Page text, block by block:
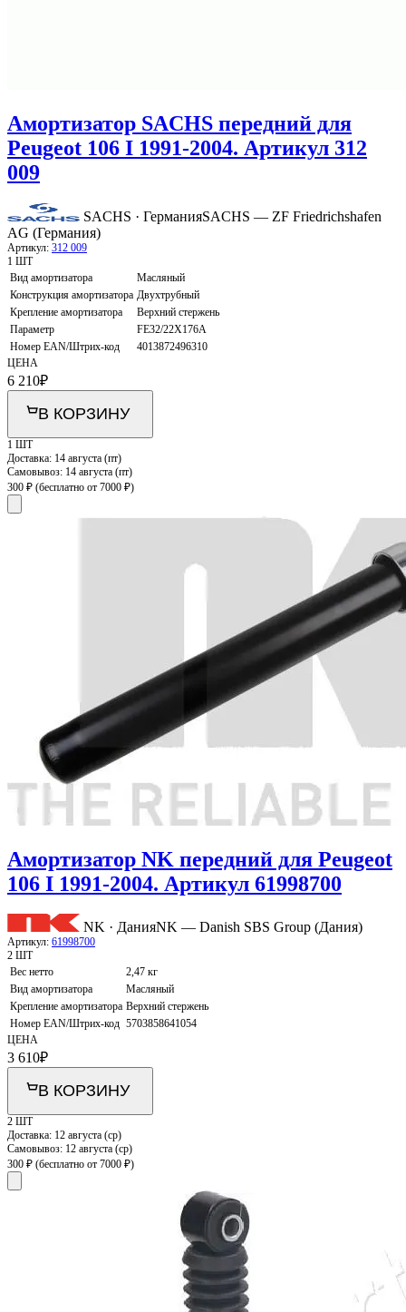
Амортизатор SACHS передний для
Peugeot 106 I 1991-2004. Артикул 312
009
SACHS · ГерманияSACHS — ZF Friedrichshafen
AG (Германия)
Артикул: 312 009
1 ШТ
Вид амортизатора
Масляный
Конструкция амортизатора Двухтрубный
Крепление амортизатора
Верхний стержень
Параметр
FE32/22X176A
Номер EAN/Штрих-код
4013872496310
ЦЕНА
6 210₽
В КОРЗИНУ
1 ШТ
Доставка: 14 августа (пт)
Самовывоз: 14 августа (пт)
300 ₽ (бесплатно от 7000 ₽)
Амортизатор NK передний для Peugeot
106 I 1991-2004. Артикул 61998700
NK · ДанияNK — Danish SBS Group (Дания)
Артикул: 61998700
2 ШТ
Вес нетто
2,47 кг
Вид амортизатора
Масляный
Крепление амортизатора Верхний стержень
Номер EAN/Штрих-код 5703858641054
ЦЕНА
3 610₽
В КОРЗИНУ
2 ШТ
Доставка: 12 августа (ср)
Самовывоз: 12 августа (ср)
300 ₽ (бесплатно от 7000 ₽)